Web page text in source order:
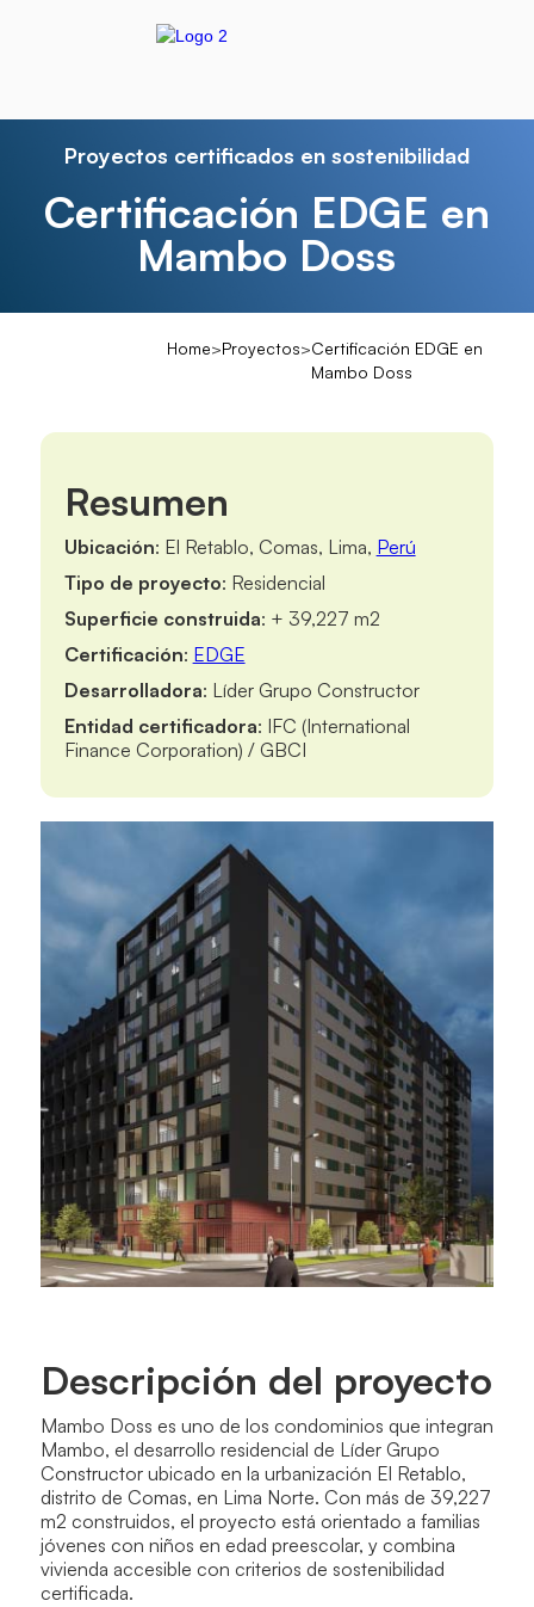
Proyectos certificados en sostenibilidad
Certificación EDGE en
Mambo Doss
Home>Proyectos>Certificación EDGE en
Mambo Doss
Resumen
Ubicación: El Retablo, Comas, Lima, Perú
Tipo de proyecto: Residencial
Superficie construida: + 39,227 m2
Certificación: EDGE
Desarrolladora: Líder Grupo Constructor
Entidad certificadora: IFC (International
Finance Corporation) / GBCI
Descripción del proyecto
Mambo Doss es uno de los condominios que integran
Mambo, el desarrollo residencial de Líder Grupo
Constructor ubicado en la urbanización El Retablo,
distrito de Comas, en Lima Norte. Con más de 39,227
m2 construidos, el proyecto está orientado a familias
jóvenes con niños en edad preescolar, y combina
vivienda accesible con criterios de sostenibilidad
certificada.